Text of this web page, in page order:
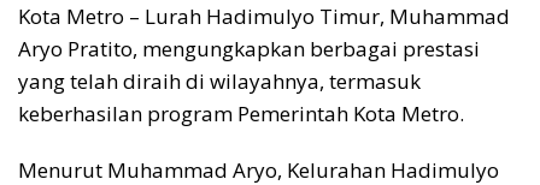
Kota Metro – Lurah Hadimulyo Timur, Muhammad
Aryo Pratito, mengungkapkan berbagai prestasi
yang telah diraih di wilayahnya, termasuk
keberhasilan program Pemerintah Kota Metro.
Menurut Muhammad Aryo, Kelurahan Hadimulyo